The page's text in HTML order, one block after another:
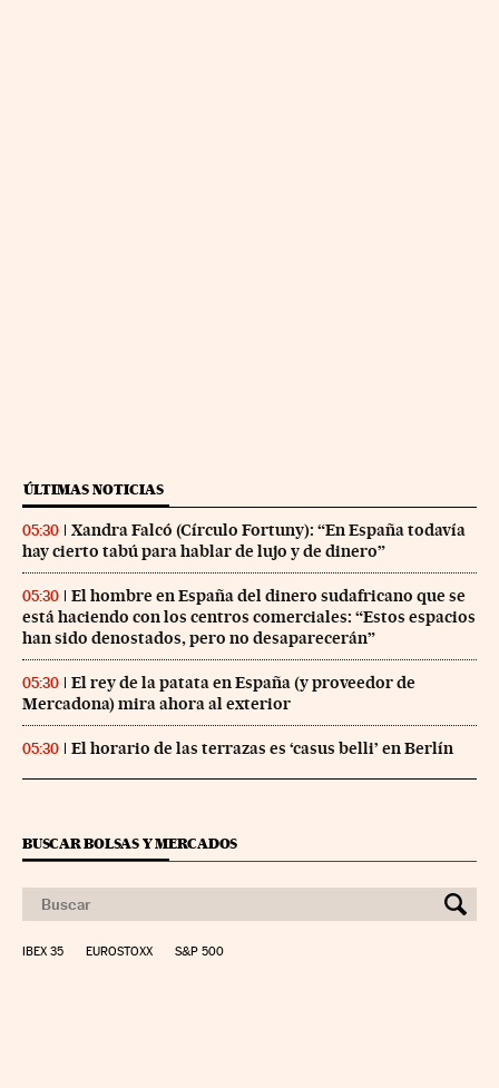
ÚLTIMAS NOTICIAS
05:30
Xandra Falcó (Círculo Fortuny): “En España todavía
hay cierto tabú para hablar de lujo y de dinero”
05:30
El hombre en España del dinero sudafricano que se
está haciendo con los centros comerciales: “Estos espacios
han sido denostados, pero no desaparecerán”
05:30
El rey de la patata en España (y proveedor de
Mercadona) mira ahora al exterior
05:30 El horario de las terrazas es ‘casus belli’ en Berlín
BUSCAR BOLSAS Y MERCADOS
IBEX 35 EUROSTOXX S&P 500